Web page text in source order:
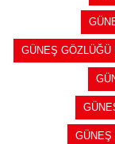
GÜNEŞ GÖZLÜĞÜ
GÜNEŞ